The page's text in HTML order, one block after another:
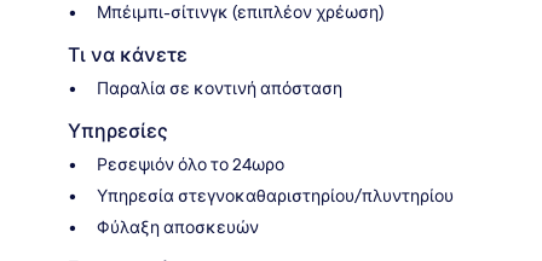
Μπέιμπι-σίτινγκ (επιπλέον χρέωση)
Τι να κάνετε
Παραλία σε κοντινή απόσταση
Υπηρεσίες
Ρεσεψιόν όλο το 24ωρο
Υπηρεσία στεγνοκαθαριστηρίου/πλυντηρίου
Φύλαξη αποσκευών